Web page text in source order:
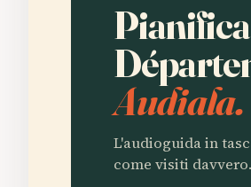
Audiala.
L'audioguida in
come visiti davvero.